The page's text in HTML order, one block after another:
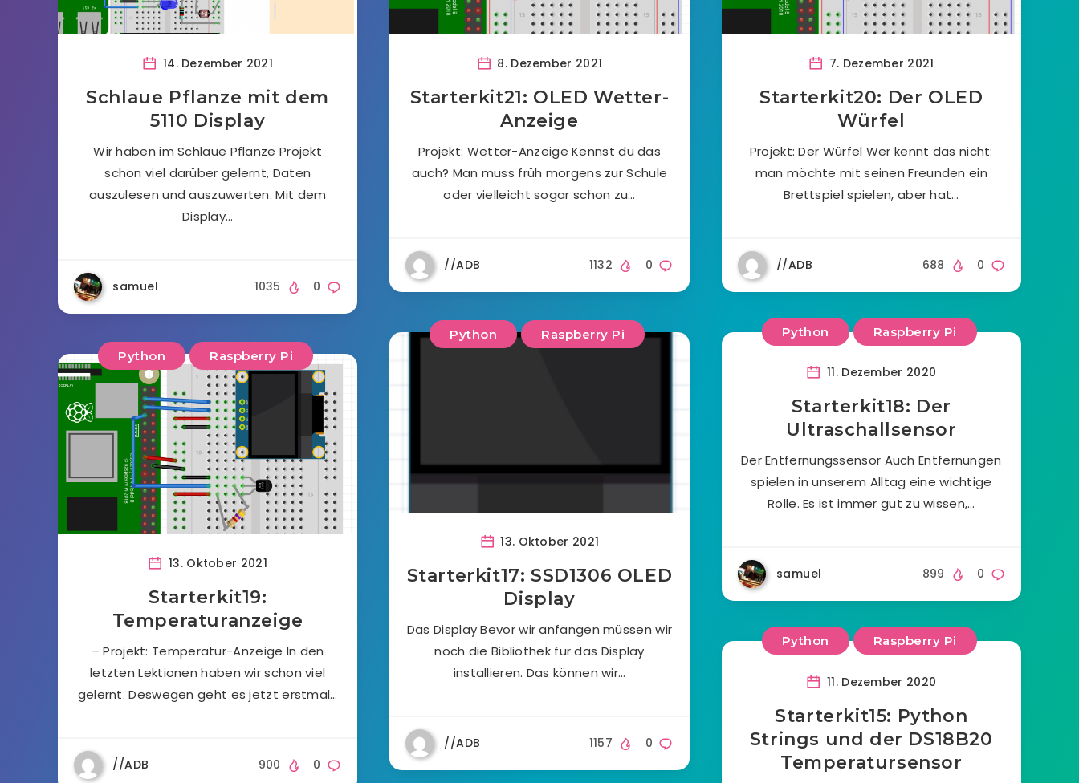
14. Dezember 2021
Schlaue Pflanze mit dem
5110 Display
Wir haben im Schlaue Pflanze Projekt
schon viel darüber gelernt, Daten
auszulesen und auszuwerten. Mit dem
Display…
samuel 0
1035
8. Dezember 2021
Starterkit21: OLED Wetter-
Anzeige
Projekt: Wetter-Anzeige Kennst du das
auch? Man muss früh morgens zur Schule
oder vielleicht sogar schon zu…
//ADB 0
1132
7. Dezember 2021
Starterkit20: Der OLED
Würfel
Projekt: Der Würfel Wer kennt das nicht:
man möchte mit seinen Freunden ein
Brettspiel spielen, aber hat…
//ADB 0
688
Python Raspberry Pi
13. Oktober 2021
Starterkit19:
Temperaturanzeige
– Projekt: Temperatur-Anzeige In den
letzten Lektionen haben wir schon viel
gelernt. Deswegen geht es jetzt erstmal…
//ADB 0
900
Python Raspberry Pi
13. Oktober 2021
Starterkit17: SSD1306 OLED
Display
Das Display Bevor wir anfangen müssen wir
noch die Bibliothek für das Display
installieren. Das können wir…
//ADB 0
1157
Python Raspberry Pi
11. Dezember 2020
Starterkit18: Der
Ultraschallsensor
Der Entfernungssensor Auch Entfernungen
spielen in unserem Alltag eine wichtige
Rolle. Es ist immer gut zu wissen,…
samuel 0
899
Python Raspberry Pi
11. Dezember 2020
Starterkit15: Python
Strings und der DS18B20
Temperatursensor